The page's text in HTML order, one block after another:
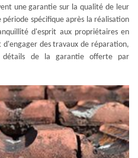
une garantie sur la qualité de leur
spécifique après la réalisation
d'esprit aux propriétaires en
des travaux de réparation,
détails de la garantie offerte par